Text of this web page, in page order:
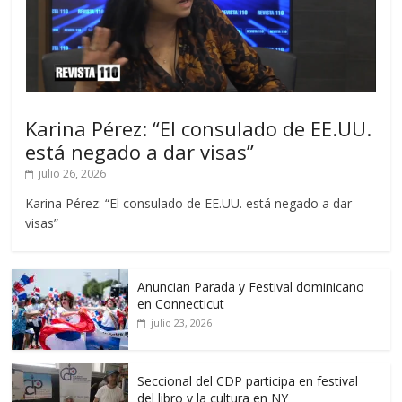
Karina Pérez: “El consulado de EE.UU.
está negado a dar visas”
julio 26, 2026
Karina Pérez: “El consulado de EE.UU. está negado a dar
visas”
Anuncian Parada y Festival dominicano
en Connecticut
julio 23, 2026
Seccional del CDP participa en festival
del libro y la cultura en NY